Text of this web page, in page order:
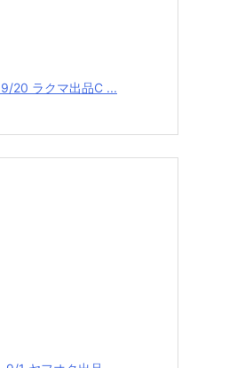
9/20 ラクマ出品C ...